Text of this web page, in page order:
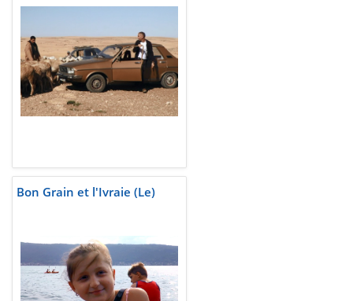
Bon Grain et l'Ivraie (Le)